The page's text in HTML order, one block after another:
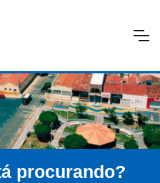
procurando?